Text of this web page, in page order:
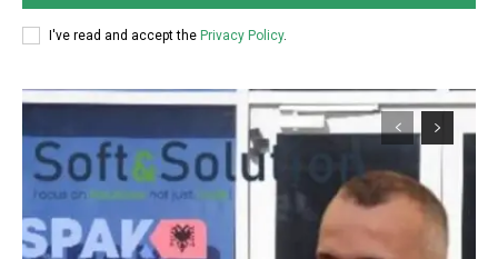
I've read and accept the Privacy Policy.